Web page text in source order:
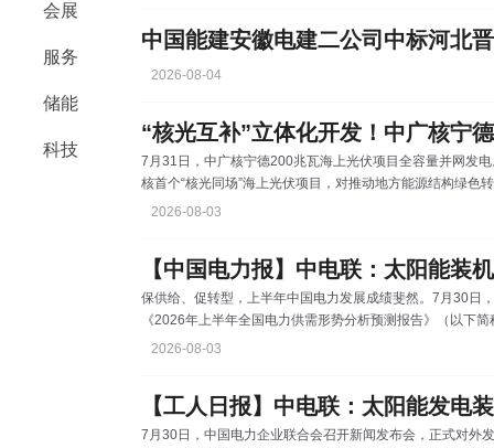
会展
服务
储能
科技
2026-08-04
“核光互补”立体化开发！中广核宁
7月31日，中广核宁德200兆瓦海上光伏项目全容量并网发
核首个“核光同场”海上光伏项目，对推动地方能源结构绿色
等具有重要示范意义。该项目位于福鼎市太姥山镇备湾村
2026-08-03
【中国电力报】中电联：太阳能装
保供给、促转型，上半年中国电力发展成绩斐然。7月30日
《2026年上半年全国电力供需形势分析预测报告》（以下
新动能用电量快速增长，非化石能源发电装机占比不断提
2026-08-03
【工人日报】中电联：太阳能发电
7月30日，中国电力企业联合会召开新闻发布会，正式对外